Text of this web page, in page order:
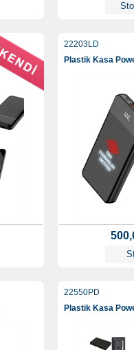
22203LD
Plastik Kasa
22550PD
Plastik Kasa